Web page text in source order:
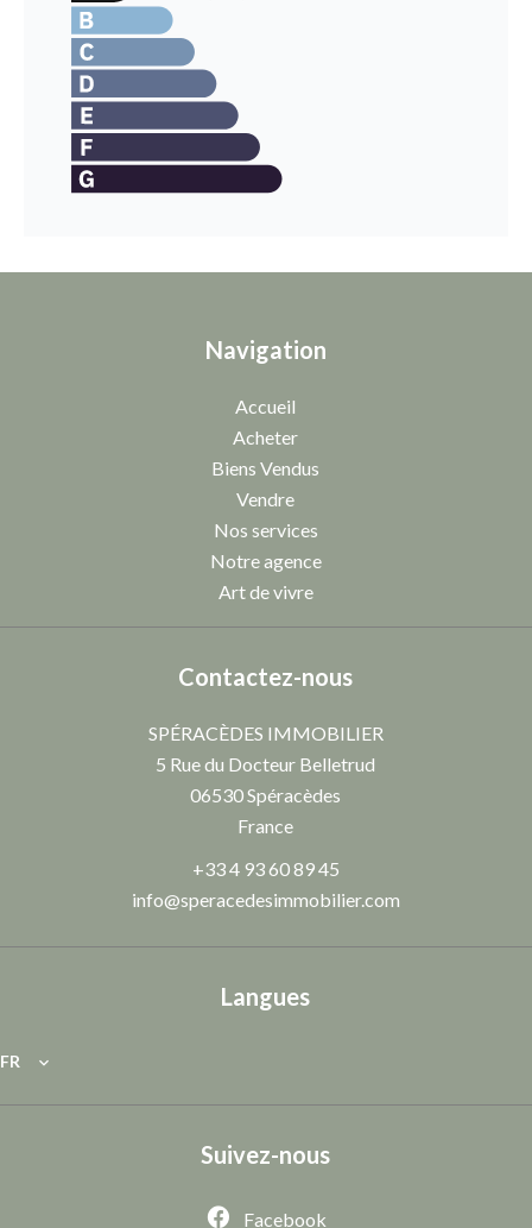
Navigation
Accueil
Acheter
Biens Vendus
Vendre
Nos services
Notre agence
Art de vivre
Contactez-nous
SPÉRACÈDES IMMOBILIER
5 Rue du Docteur Belletrud
06530Spéracèdes
France
+33 4 93 60 89 45
info@speracedesimmobilier.com
Langues
FR
Suivez-nous
Facebook